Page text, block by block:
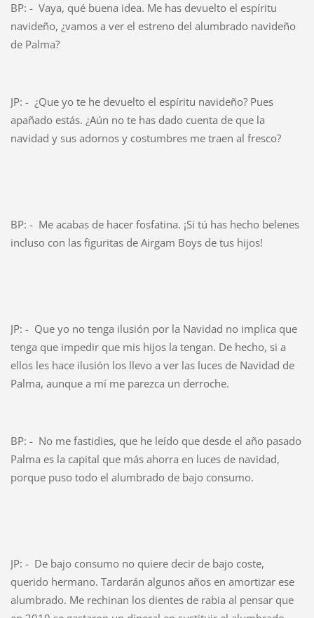
BP: - Vaya, qué buena idea. Me has devuelto el espíritu
navideño, ¿vamos a ver el estreno del alumbrado navideño
de Palma?
JP: - ¿Que yo te he devuelto el espíritu navideño? Pues
apañado estás. ¿Aún no te has dado cuenta de que la
navidad y sus adornos y costumbres me traen al fresco?
BP: - Me acabas de hacer fosfatina. ¡Si tú has hecho belenes
incluso con las figuritas de Airgam Boys de tus hijos!
JP: - Que yo no tenga ilusión por la Navidad no implica que
tenga que impedir que mis hijos la tengan. De hecho, si a
ellos les hace ilusión los llevo a ver las luces de Navidad de
Palma, aunque a mí me parezca un derroche.
BP: - No me fastidies, que he leído que desde el año pasado
Palma es la capital que más ahorra en luces de navidad,
porque puso todo el alumbrado de bajo consumo.
JP: - De bajo consumo no quiere decir de bajo coste,
querido hermano. Tardarán algunos años en amortizar ese
alumbrado. Me rechinan los dientes de rabia al pensar que